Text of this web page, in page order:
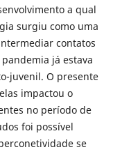
a qual
surgiu como uma
contatos
já estava
juvenil. O presente
impactou o
no período de
foi possível
se